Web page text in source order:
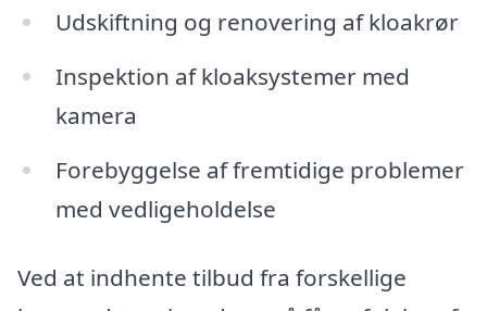
Udskiftning og renovering af kloakrør
Inspektion af kloaksystemer med
kamera
Forebyggelse af fremtidige problemer
med vedligeholdelse
Ved at indhente tilbud fra forskellige